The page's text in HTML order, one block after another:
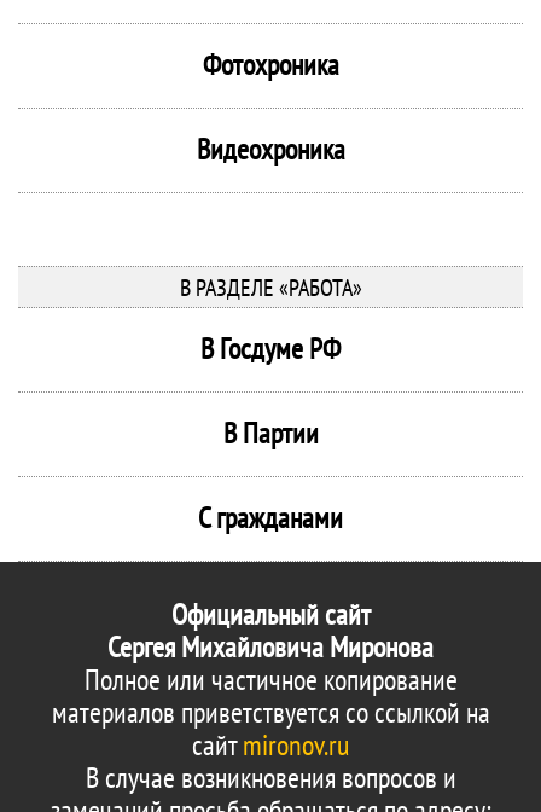
Фотохроника
Видеохроника
В РАЗДЕЛЕ «РАБОТА»
В Госдуме РФ
В Партии
С гражданами
Официальный сайт
Сергея Михайловича Миронова
Полное или частичное копирование
материалов приветствуется со ссылкой на
сайтmironov.ru
В случае возникновения вопросов и